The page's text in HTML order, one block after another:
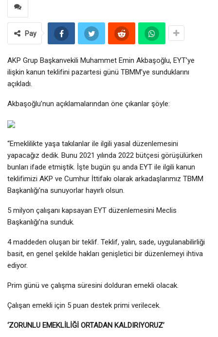
Pay
AKP Grup Başkanvekili Muhammet Emin Akbaşoğlu, EYT’ye
ilişkin kanun teklifini pazartesi günü TBMM’ye sunduklarını
açıkladı.
Akbaşoğlu’nun açıklamalarından öne çıkanlar şöyle:
“Emeklilikte yaşa takılanlar ile ilgili yasal düzenlemesini
yapacağız dedik. Bunu 2021 yılında 2022 bütçesi görüşülürken
bunları ifade etmiştik. İşte bugün şu anda EYT ile ilgili kanun
teklifimizi AKP ve Cumhur İttifakı olarak arkadaşlarımız TBMM
Başkanlığı’na sunuyorlar hayırlı olsun.
5 milyon çalışanı kapsayan EYT düzenlemesini Meclis
Başkanlığı’na sunduk.
4 maddeden oluşan bir teklif. Teklif, yalın, sade, uygulanabilirliği
basit, en genel şekilde hakları genişletici bir düzenlemeyi ihtiva
ediyor.
Prim günü ve çalışma süresini dolduran emekli olacak.
Çalışan emekli için 5 puan destek primi verilecek.
‘ZORUNLU EMEKLİLİĞİ ORTADAN KALDIRIYORUZ’